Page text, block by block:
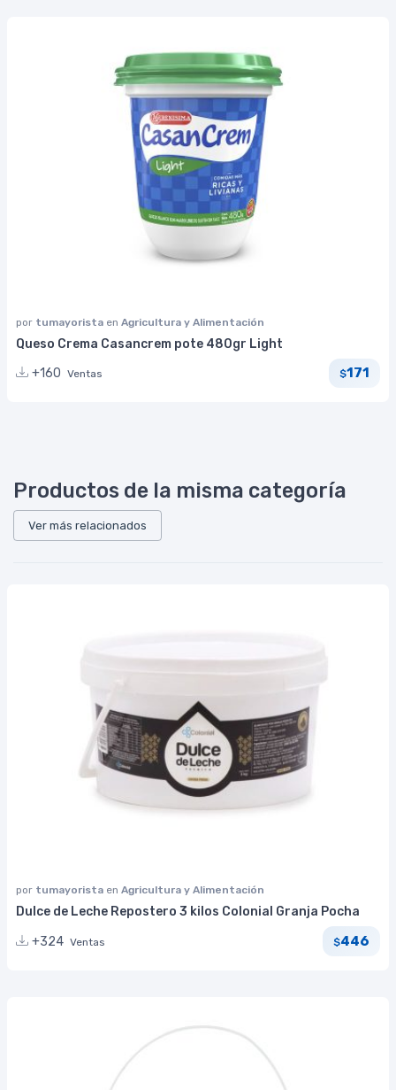
por tumayorista en Agricultura y Alimentación
Queso Crema Casancrem pote 480gr Light
+160 Ventas $171
Productos de la misma categoría
Ver más relacionados
por tumayorista en Agricultura y Alimentación
Dulce de Leche Repostero 3 kilos Colonial Granja Pocha
+324 Ventas $446